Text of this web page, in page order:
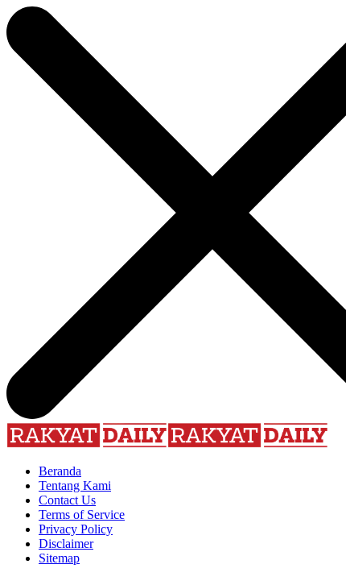
Beranda
Tentang Kami
Contact Us
Terms of Service
Privacy Policy
Disclaimer
Sitemap